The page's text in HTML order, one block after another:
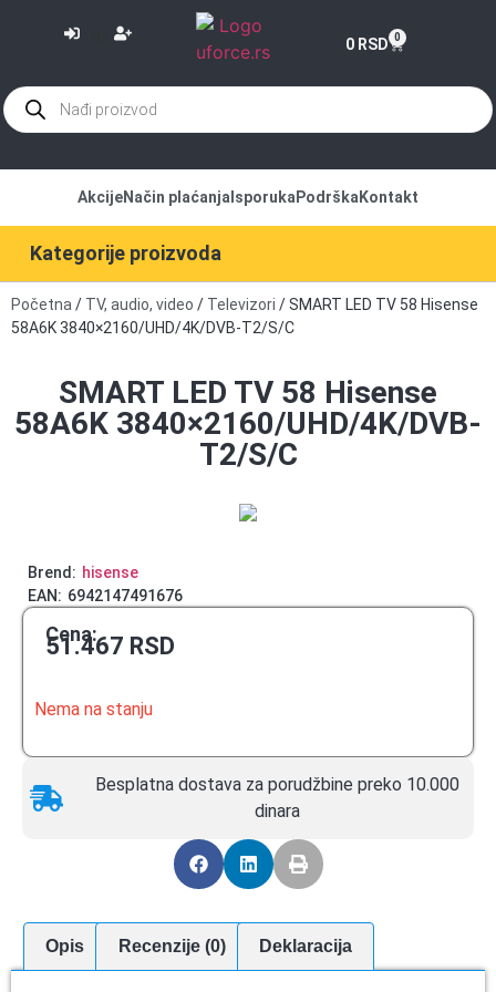
0 RSD 0
Kategorije proizvoda
AkcijeNačin plaćanja Isporuka Podrška Kontakt
Početna / TV, audio, video / Televizori / SMART LED TV 58 Hisense
58A6K 3840×2160/UHD/4K/DVB-T2/S/C
SMART LED TV 58 Hisense
58A6K 3840×2160/UHD/4K/DVB-
T2/S/C
Brend: hisense
EAN: 6942147491676
Cena:
51.467 RSD
Nema na stanju
Besplatna dostava za porudžbine preko 10.000
dinara
Opis Recenzije (0) Deklaracija